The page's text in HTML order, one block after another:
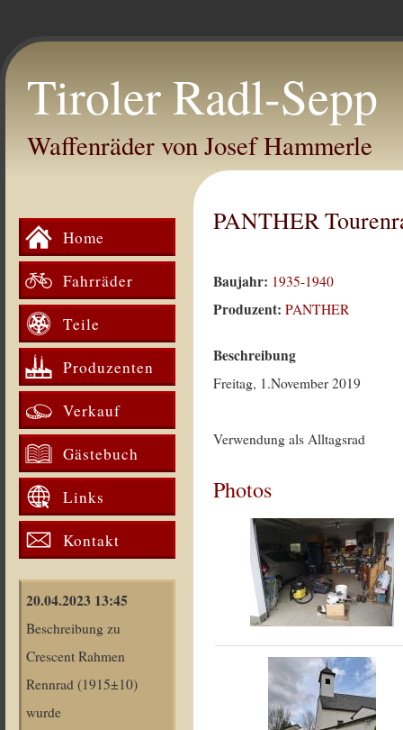
Tiroler Radl-Sepp
Waffenräder von Josef Hammerle
Home
Fahrräder
Teile
Produzenten
Verkauf
Gästebuch
Links
Kontakt
20.04.2023 13:45
Beschreibung zu
Crescent Rahmen
Rennrad (1915±10)
wurde
PANTHER
Baujahr: 1935-1940
Produzent:PANTHER
Beschreibung
Freitag, 1.November 2019
Verwendung als Alltagsrad
Photos